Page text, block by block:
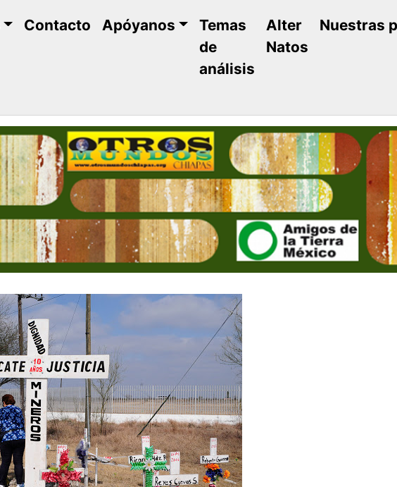
Contacto Apóyanos
Temas
de
análisis
Alter
Natos
Nuestras